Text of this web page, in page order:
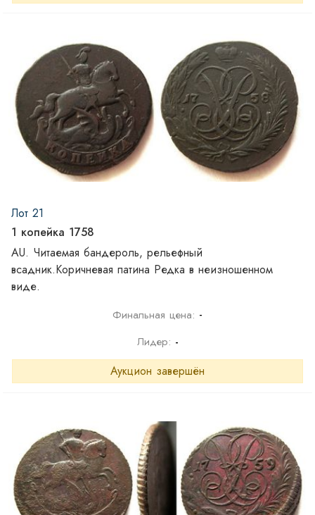
Лот 21
1 копейка 1758
AU. Читаемая бандероль, рельефный
всадник.Коричневая патина Редка в неизношенном
виде.
Финальная цена: -
Лидер: -
Аукцион завершён